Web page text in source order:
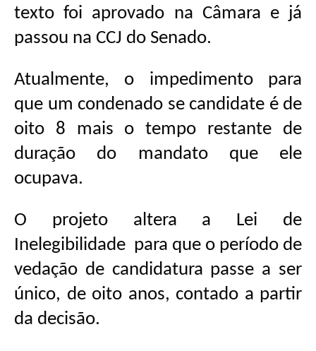
texto foi aprovado na Câmara e já
passou na CCJ do Senado.
Atualmente, o impedimento para
que um condenado se candidate é de
oito 8 mais o tempo restante de
duração do mandato que ele
ocupava.
O projeto altera a Lei de
Inelegibilidade para que o período de
vedação de candidatura passe a ser
único, de oito anos, contado a partir
da decisão.